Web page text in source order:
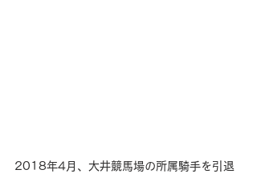
2018年4月、大井競馬場の所属騎手を引退